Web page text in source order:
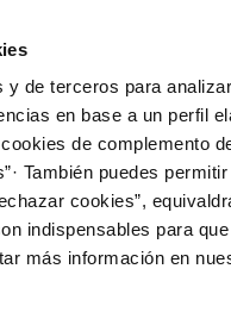
y de terceros para
en base a un perfil
de complemento
También puedes
cookies”,
indispensables para
más información en
de titular
de suministro
Tu Servicio
AL CLIENTE
contacto
y afectaciones
Tu
del agua
DE GESTIÓN Y